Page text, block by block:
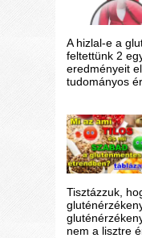
A hizlal-e a
feltettünk 2
eredményeit
tudományos
Tisztázzuk,
nem a lisztre